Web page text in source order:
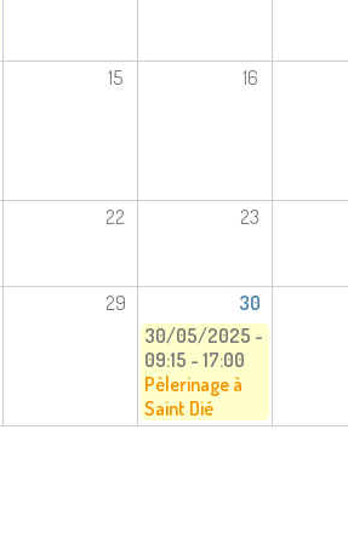
15 16
22 23
29 30
30/05/2025 -
09:15 - 17:00
Pèlerinage à
Saint Dié